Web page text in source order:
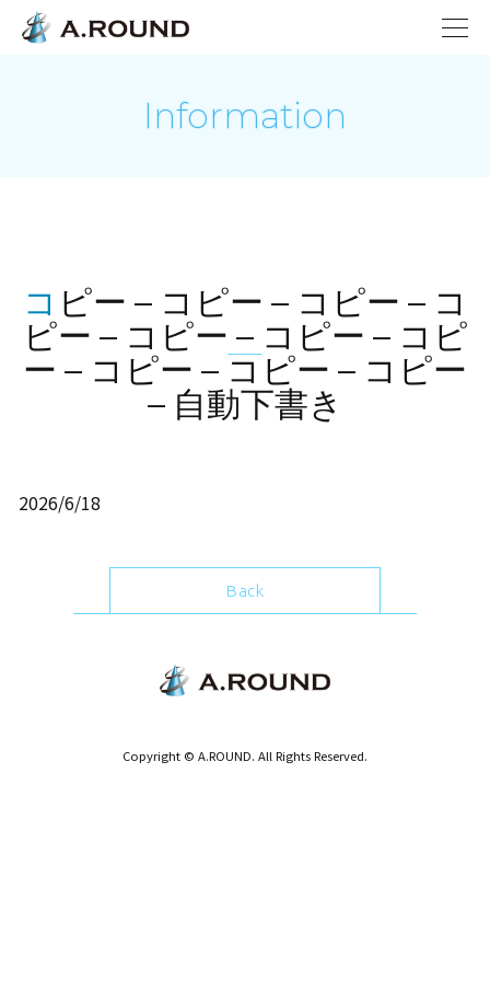
Information
コピー – コピー – コピー – コ
ピー – コピー – コピー – コピ
ー – コピー – コピー – コピー
– 自動下書き
2026/6/18
Back
Copyright © A.ROUND. All Rights Reserved.